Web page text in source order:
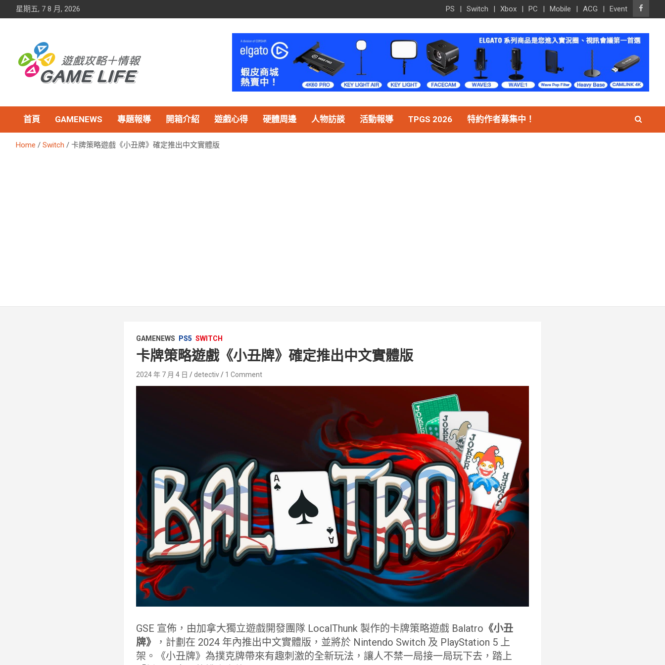
星期五, 7 8 月, 2026 PS Switch Xbox PC Mobile ACG Event
首頁 GAMENEWS 專題報導 開箱介紹 遊戲心得 硬體周邊 人物訪談 活動報導 TPGS 2026 特約作者募集中！
Home Switch 卡牌策略遊戲《小丑牌》確定推出中文實體版
GAMENEWS PS5 SWITCH
卡牌策略遊戲《小丑牌》確定推出中文實體版
2024 年 7 月 4 日 detectiv 1 Comment
GSE 宣佈，由加拿大獨立遊戲開發團隊 LocalThunk 製作的卡牌策略遊戲 Balatro 《小丑
牌》
，計劃在 2024 年內推出中文實體版，並將於 Nintendo Switch 及 PlayStation 5 上
架。《小丑牌》為撲克牌帶來有趣刺激的全新玩法，讓人不禁一局接一局玩下去，踏上